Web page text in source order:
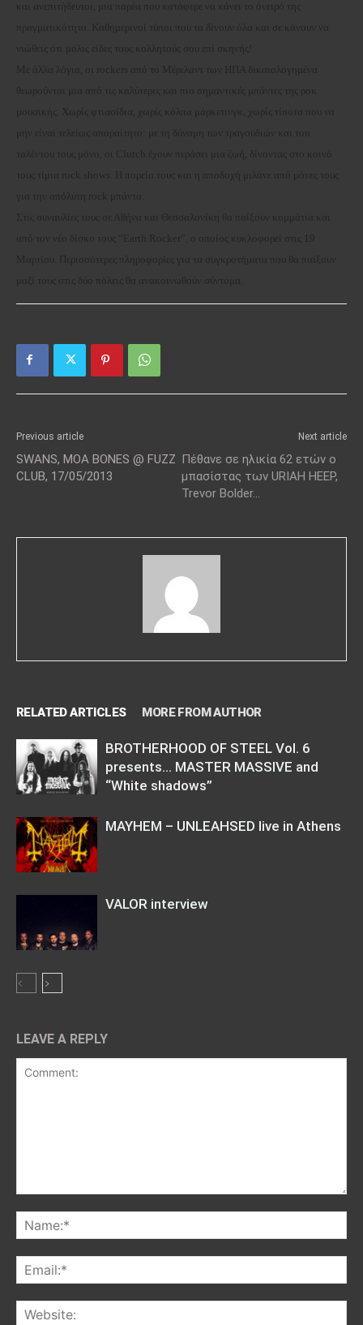
Previous article
SWANS, MOA BONES @ FUZZ
CLUB, 17/05/2013
Next article
Πέθανε σε ηλικία 62 ετών ο
μπασίστας των URIAH HEEP,
Trevor Bolder…
RELATED ARTICLES MORE FROM AUTHOR
BROTHERHOOD OF STEEL Vol. 6
presents… MASTER MASSIVE and
“White shadows”
MAYHEM – UNLEAHSED live in Athens
VALOR interview
LEAVE A REPLY